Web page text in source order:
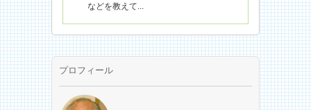
などを教えて...
プロフィール